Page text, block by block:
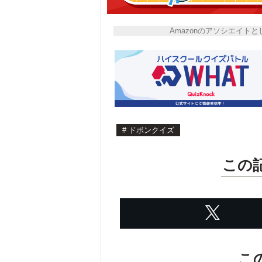
Amazonのアソシエイトと
# ドボンクイズ
この
こ